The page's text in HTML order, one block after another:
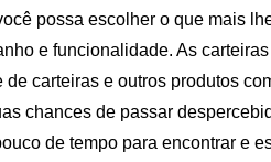
possa escolher o que mais
e funcionalidade. As
carteiras e outros produtos
chances de passar
de tempo para encontrar e